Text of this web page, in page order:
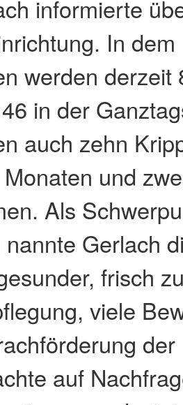
informierte
In
werden derzeit
in der
auch zehn
und
Als
Gerlach
frisch
viele
auf